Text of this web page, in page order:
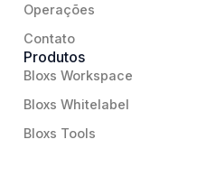
Operações
Contato
Produtos
Bloxs Workspace
Bloxs Whitelabel
Bloxs Tools